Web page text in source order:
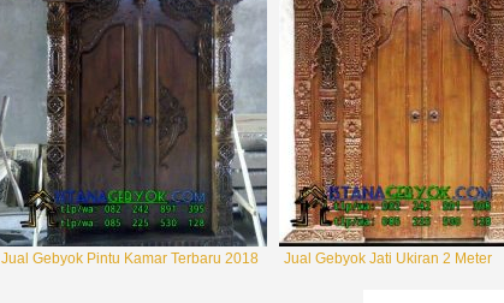
Jual Gebyok Pintu Kamar Terbaru 2018 Jual Gebyok Jati Ukiran 2 Meter
Gebyok Gapura Pintu Utama
Rp (Hubungi CS)
Joglo Kayu Jati Minimalis
Rp (Hubungi CS)
LIMITED